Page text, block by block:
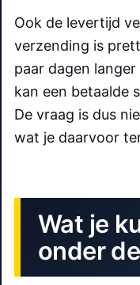
Ook de levertijd
verzending is
paar dagen
kan een betaalde
De vraag is dus
wat je daarvoor
Wat je
onder